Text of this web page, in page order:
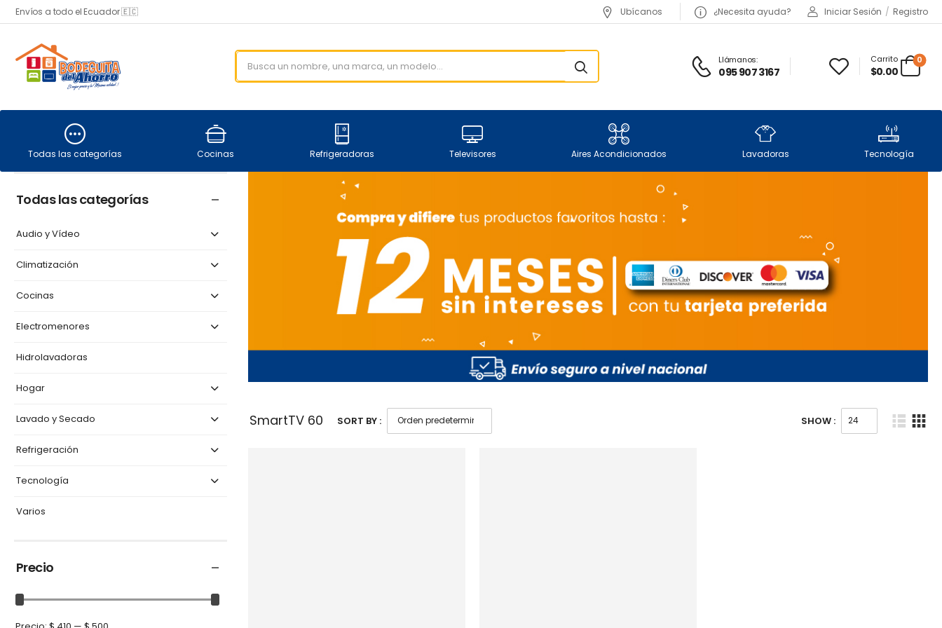
Envíos a todo el Ecuador 🇪🇨 Ubícanos ¿Necesita ayuda? Iniciar Sesión / Registro
Llámanos:
095 907 3167
Carrito
$0.00
0
Todas las categorías Cocinas Refrigeradoras Televisores Aires Acondicionados Lavadoras Tecnología
Todas las categorías
Audio y Vídeo
Climatización
Cocinas
Electromenores
Hidrolavadoras
Hogar
Lavado y Secado
Refrigeración
Tecnología
Varios
Precio
SmartTV 60 SORT BY : SHOW :